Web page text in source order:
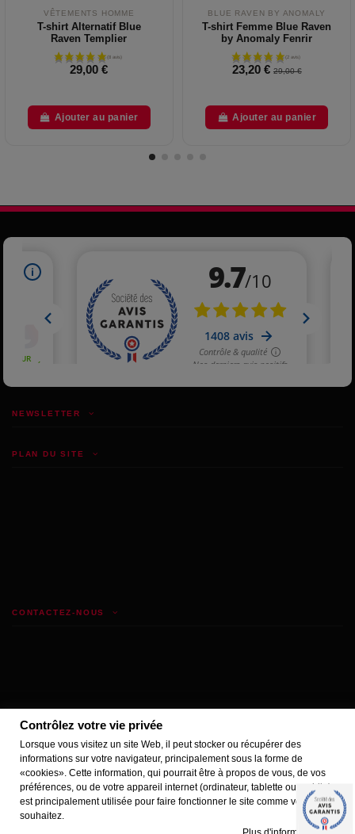
VÊTEMENTS HOMME
T-shirt Alternatif Blue
Raven Templier
29,00 €
Ajouter au panier
BLUE RAVEN BY ANOMALY
T-shirt Femme Blue Raven
by Anomaly Fenrir
23,20 € 29,00 €
Ajouter au panier
PLAN DU SITE
CONTACTEZ-NOUS
Marchand approuvé par la Société des Avis Garantis, cliquez ici pour vérifier
NEWSLETTER
Contrôlez votre vie privée
Lorsque vous visitez un site Web, il peut stocker ou récupérer des
informations sur votre navigateur, principalement sous la forme de
«cookies». Cette information, qui pourrait être à propos de vous, de vos
préférences, ou de votre appareil internet (ordinateur, tablette ou mobile),
est principalement utilisée pour faire fonctionner le site comme vous le
souhaitez.